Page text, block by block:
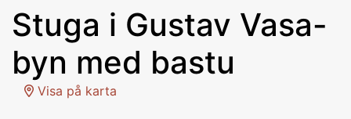
Stuga i Gustav Vasa-
byn med bastu
Visa på karta